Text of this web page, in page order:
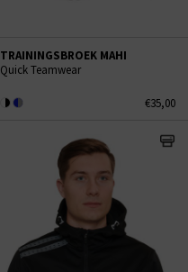
TRAININGSBROEK MAHI
Quick Teamwear
€35,00